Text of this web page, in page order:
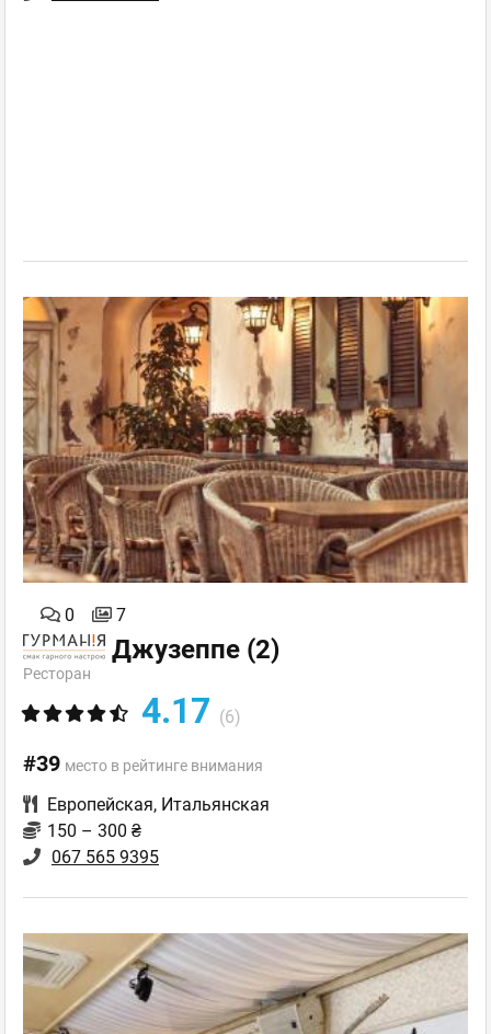
0 7
Джузеппе (2)
Ресторан
4.17 (6)
#39 место в рейтинге внимания
Европейская, Итальянская
150 – 300 ₴
067 565 9395